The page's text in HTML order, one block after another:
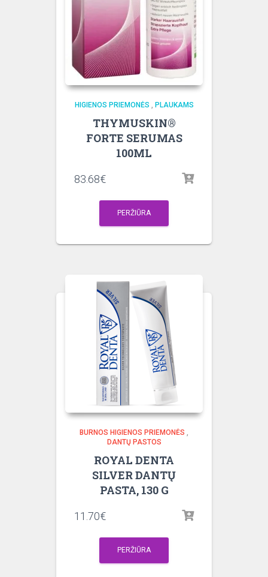
HIGIENOS PRIEMONĖS PLAUKAMS
THYMUSKIN®
FORTE SERUMAS
100ML
83.68€
PERŽIŪRA
BURNOS HIGIENOS PRIEMONĖS
DANTŲ PASTOS
ROYAL DENTA
SILVER DANTŲ
PASTA, 130 G
11.70€
PERŽIŪRA